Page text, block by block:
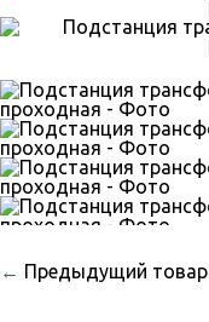
← Предыдущий товар